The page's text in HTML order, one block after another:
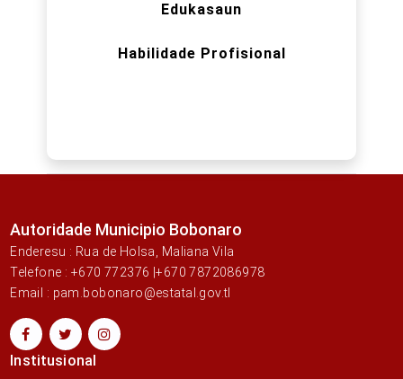
Edukasaun
Habilidade Profisional
Autoridade Municipio Bobonaro
Enderesu : Rua de Holsa, Maliana Vila
Telefone : +670 772376 |+670 7872086978
Email : pam.bobonaro@estatal.gov.tl
Institusional